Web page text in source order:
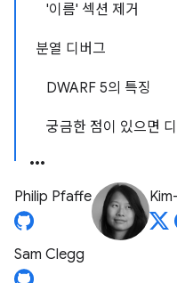
'이름' 섹션 제거
분열 디버그
DWARF 5의 특징
궁금한 점이 있으면
Philip Pfaffe
Sam Clegg